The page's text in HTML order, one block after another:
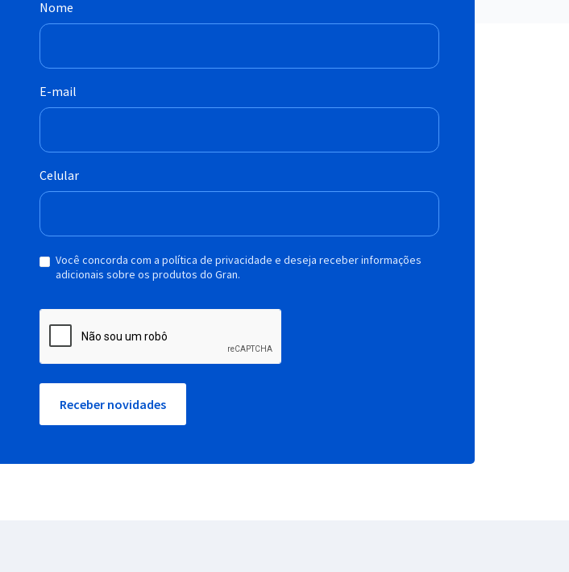
Nome
E-mail
Celular
Você concorda com a política de privacidade e deseja receber informações
adicionais sobre os produtos do Gran.
Receber novidades